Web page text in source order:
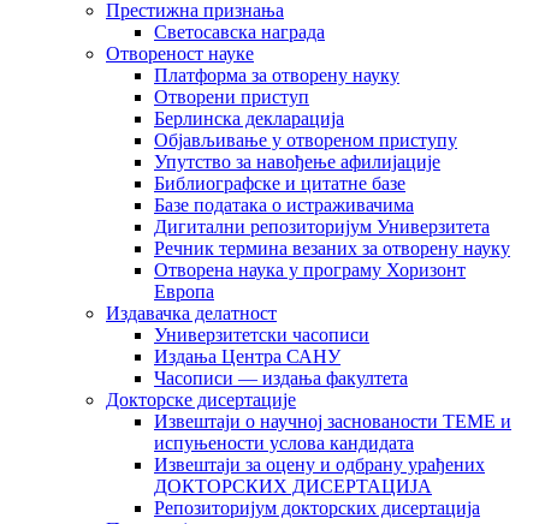
Престижна признања
Светосавска награда
Отвореност науке
Платформа за отворену науку
Отворени приступ
Берлинска декларација
Објављивање у отвореном приступу
Упутство за навођење афилијације
Библиографске и цитатне базе
Базе података о истраживачима
Дигитални репозиторијум Универзитета
Рeчник термина везаних за отворену науку
Отворена наука у програму Хоризонт
Европа
Издавачка делатност
Универзитетски часописи
Издања Центра САНУ
Часописи — издања факултета
Докторске дисертације
Извештаји о научној заснованости ТЕМЕ и
испуњености услова кандидата
Извештаји за оцену и одбрану урађених
ДОКТОРСКИХ ДИСЕРТАЦИЈА
Репозиторијум докторских дисертација